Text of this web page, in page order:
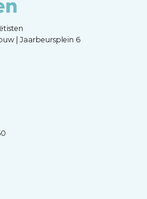
| Jaarbeursplein 6